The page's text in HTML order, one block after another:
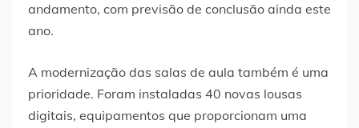
andamento, com previsão de conclusão ainda este
ano.
A modernização das salas de aula também é uma
prioridade. Foram instaladas 40 novas lousas
digitais, equipamentos que proporcionam uma